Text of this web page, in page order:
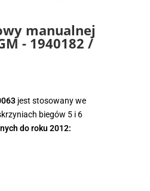
manualnej
- 1940182 /
jest stosowany we
biegów 5 i 6
do roku 2012: